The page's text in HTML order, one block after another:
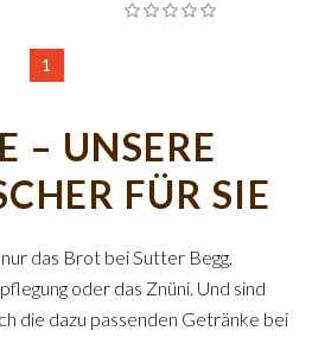
1
– UNSERE
FÜR SIE
das Brot bei Sutter Begg,
oder das Znüni. Und sind
die dazu passenden Getränke bei